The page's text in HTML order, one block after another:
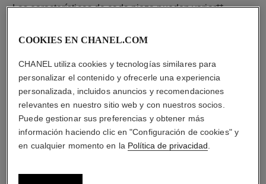
Las características de cada pieza pueden variar**
Oro amarillo de 18 quilates
COOKIES EN CHANEL.COM
CHANEL utiliza cookies y tecnologías similares para
personalizar el contenido y ofrecerle una experiencia
personalizada, incluidos anuncios y recomendaciones
relevantes en nuestro sitio web y con nuestros socios.
Puede gestionar sus preferencias y obtener más
información haciendo clic en "Configuración de cookies" y
en cualquier momento en la Política de privacidad